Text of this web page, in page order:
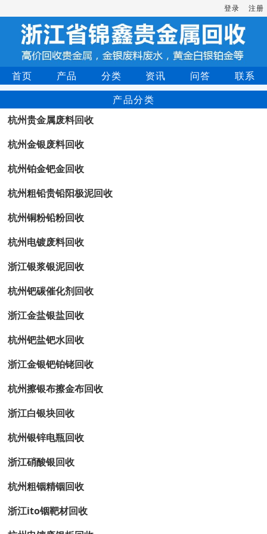
登录 注册
首页 产品 分类 资讯 问答
联系
产品分类
杭州贵金属废料回收
杭州金银废料回收
杭州铂金钯金回收
杭州粗铅贵铅阳极泥回收
杭州铜粉铅粉回收
杭州电镀废料回收
浙江银浆银泥回收
杭州钯碳催化剂回收
浙江金盐银盐回收
杭州钯盐钯水回收
浙江金银钯铂铑回收
杭州擦银布擦金布回收
浙江白银块回收
杭州银锌电瓶回收
浙江硝酸银回收
杭州粗铟精铟回收
浙江ito铟靶材回收